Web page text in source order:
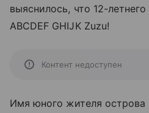
выяснилось, что 12-
ABCDEF GHIJK Zuzu!
Контент недоступен
Имя юного жителя